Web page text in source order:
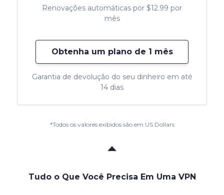
Renovações automáticas por $12.99 por
mês
Obtenha um plano de 1 mês
Garantia de devolução do seu dinheiro em até
14 dias
*Todos os valores exibidos são em US Dollars
Tudo o Que Você Precisa Em Uma VPN